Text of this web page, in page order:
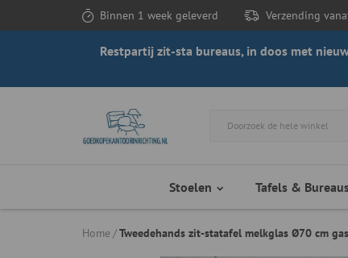
Binnen 1 week geleverd Verzending
Restpartij zit-sta bureaus, in doos met
Stoelen Tafels &
Home Tweedehands zit-statafel melkglas Ø70 cm